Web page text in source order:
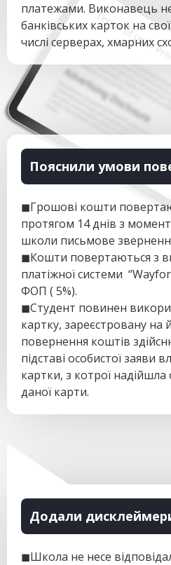
Пояснили умови
◼Грошові кошти
протягом 14 днів з
школи письмове
◼Кошти повертаються з
платіжної системи
ФОП ( 5%).
◼Студент повинен
картку, зареєстровану на
повернення коштів
підставі особистої заяви
картки, з котрої надійшла
даної карти.
платежами. Виконавець не
банківських карток на
числі серверах, хмарних
Додали
◼Школа не несе